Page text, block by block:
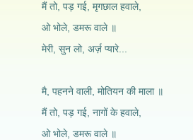
मैं तो, पड़ गई, मृगछाल हवाले,
ओ भोले, डमरू वाले ॥
मेरी, सुन लो, अर्ज़ प्यारे...
मै, पहनने वाली, मोतियन की माला ॥
मैं तो, पड़ गई, नागों के हवाले,
ओ भोले, डमरू वाले ॥